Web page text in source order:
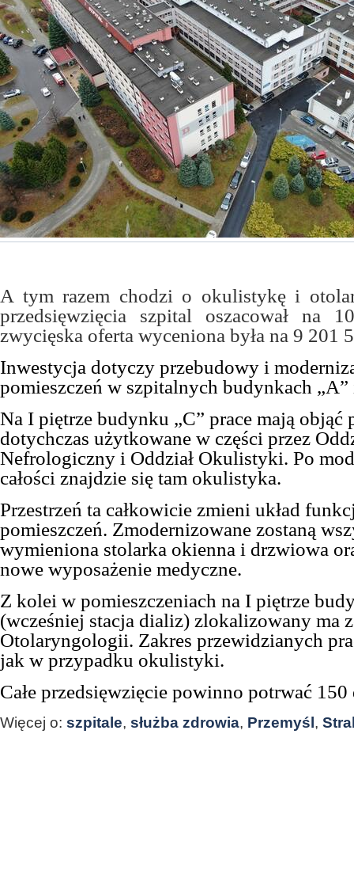
A tym razem chodzi o okulistykę i
przedsięwzięcia szpital oszacował na
zwycięska oferta wyceniona była na 9 201
Inwestycja dotyczy przebudowy i
pomieszczeń w szpitalnych budynkach „A”
Na I piętrze budynku „C” prace mają objąć
dotychczas użytkowane w części przez
Nefrologiczny i Oddział Okulistyki. Po
całości znajdzie się tam okulistyka.
Przestrzeń ta całkowicie zmieni układ
pomieszczeń. Zmodernizowane zostaną
wymieniona stolarka okienna i drzwiowa
nowe wyposażenie medyczne.
Z kolei w pomieszczeniach na I piętrze
(wcześniej stacja dializ) zlokalizowany ma
Otolaryngologii. Zakres przewidzianych
jak w przypadku okulistyki.
Całe przedsięwzięcie powinno potrwać 150
Więcej o: szpitale, służba zdrowia, Przemyśl ,